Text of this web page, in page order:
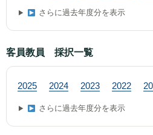
さらに過去年度分を表示
客員教員 採択一覧
2025 2024 2023 2022
さらに過去年度分を表示